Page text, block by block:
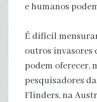
e humanos
É difícil
outros invasores
podem oferecer,
pesquisadores
Flinders, na